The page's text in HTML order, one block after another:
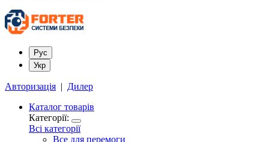
Рус
Укр
Авторизація | Дилер
Каталог товарів
Категорії:
Всі категорії
Все для перемоги